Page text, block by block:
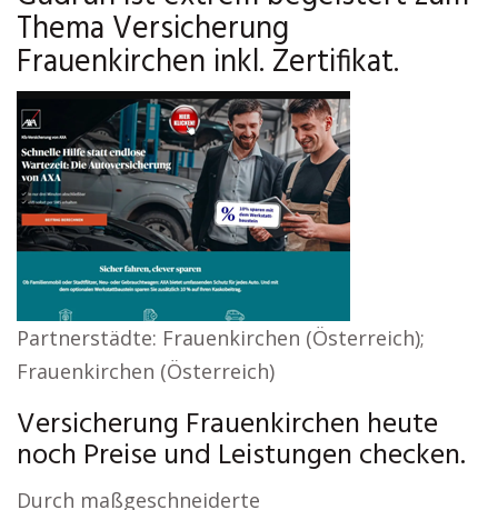
Thema Versicherung
Frauenkirchen inkl. Zertifikat.
Partnerstädte: Frauenkirchen (Österreich);
Frauenkirchen (Österreich)
Versicherung Frauenkirchen heute
noch Preise und Leistungen checken.
Durch maßgeschneiderte